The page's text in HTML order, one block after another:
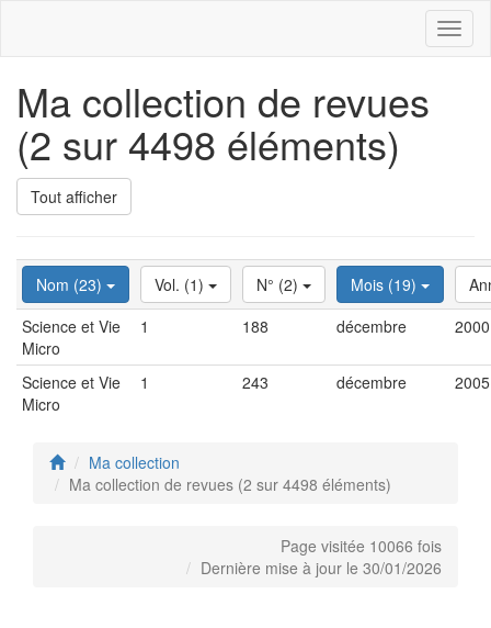
Ma collection de revues
(2 sur 4498 éléments)
Tout afficher
Nom (23) Vol. (1) N° (2) Mois (19)
Science et Vie
Micro
1 188 décembre 2000
Science et Vie
Micro
1 243 décembre 2005
Ma collection
Ma collection de revues (2 sur 4498 éléments)
Page visitée 10066 fois
Dernière mise à jour le 30/01/2026